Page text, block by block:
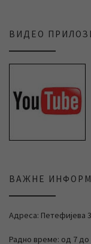
ВИДЕО
ВАЖНЕ
Адреса: Петефијева
Радно време: од 7 до